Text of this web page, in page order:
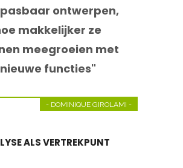
ontwerpen,
makkelijker ze
meegroeien met
nieuwe functies"
- DOMINIQUE GIROLAMI -
ALS VERTREKPUNT